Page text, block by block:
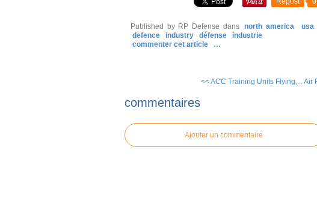
Published by RP Defense dans north america usa
defence
industry défense
industrie
commenter cet article
…
<< ACC Training Units Flying,...Air
commentaires
Ajouter un commentaire